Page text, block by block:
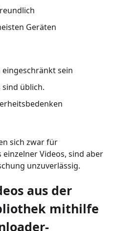
Geräten
sein
üblich.
sich zwar für
Videos, sind aber
unzuverlässig.
aus der
mithilfe